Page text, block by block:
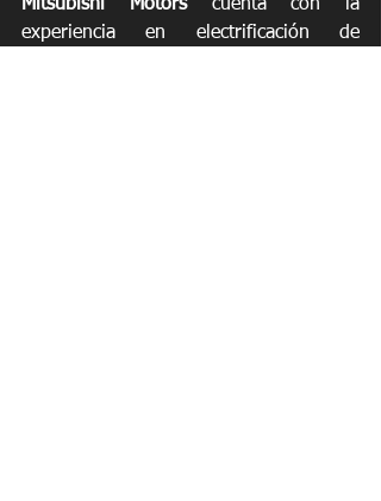
Mitsubishi Motors cuenta con la
experiencia en electrificación de